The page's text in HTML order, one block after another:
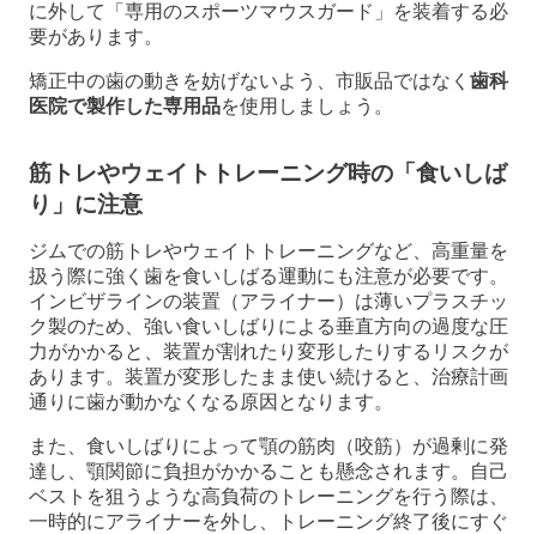
に外して「専用のスポーツマウスガード」を装着する必
要があります。
矯正中の歯の動きを妨げないよう、市販品ではなく 歯科
医院で製作した専用品を使用しましょう。
筋トレやウェイトトレーニング時の「食いしば
り」に注意
ジムでの筋トレやウェイトトレーニングなど、高重量を
扱う際に強く歯を食いしばる運動にも注意が必要です。
インビザラインの装置（アライナー）は薄いプラスチッ
ク製のため、強い食いしばりによる垂直方向の過度な圧
力がかかると、装置が割れたり変形したりするリスクが
あります。装置が変形したまま使い続けると、治療計画
通りに歯が動かなくなる原因となります。
また、食いしばりによって顎の筋肉（咬筋）が過剰に発
達し、顎関節に負担がかかることも懸念されます。自己
ベストを狙うような高負荷のトレーニングを行う際は、
一時的にアライナーを外し、トレーニング終了後にすぐ